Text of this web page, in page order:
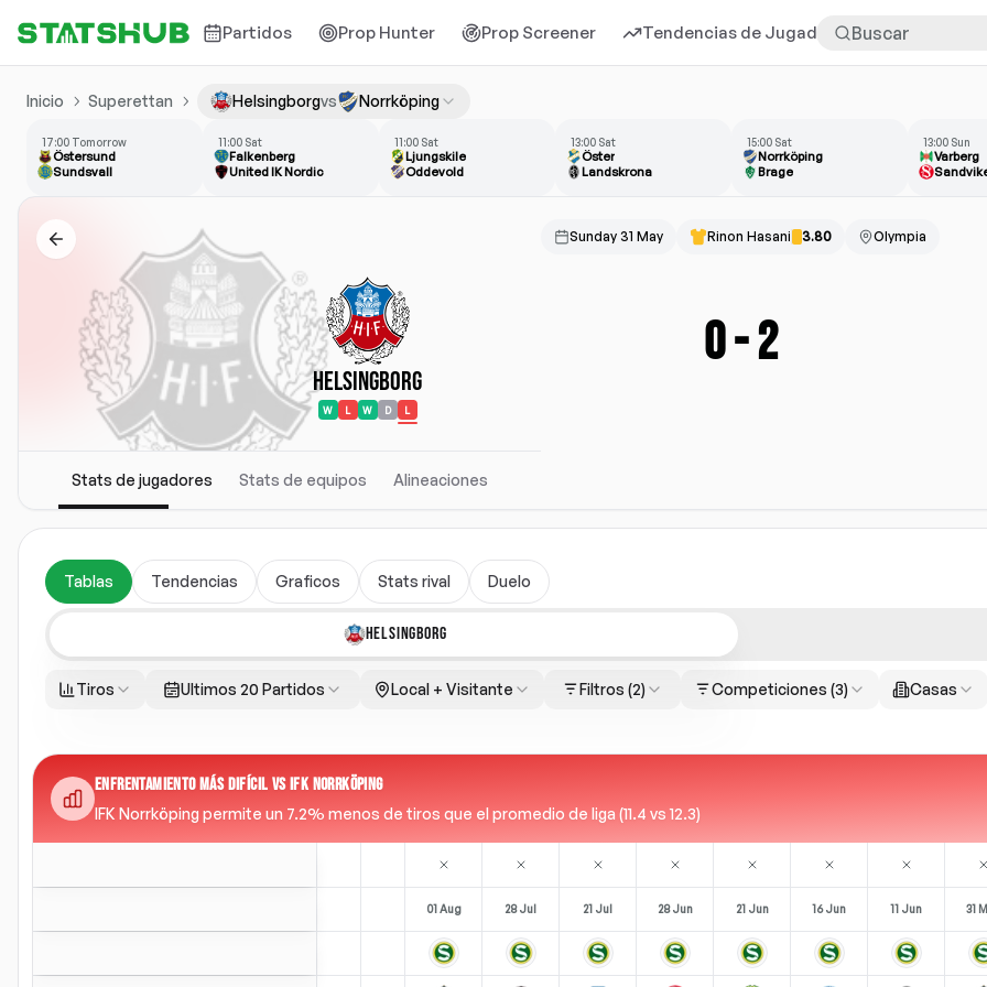
Partidos Prop Hunter Prop Screener Tendencias de Jugadores Más
Inicio Superettan Helsingborgvs Norrköping
17:00 Tomorrow
Östersund
Sundsvall
11:00 Sat
Falkenberg
United IK Nordic
11:00 Sat
Ljungskile
Oddevold
13:00 Sat
Öster
Landskrona
15:00 Sat
Norrköping
Brage
13:00 Sun
Varberg
Sunday 31 May Rinon Hasani 3.80 Olympia
Helsingborg
W L W D L
0-2
Stats de jugadores Stats de equipos Alineaciones
Tablas Tendencias Graficos Stats rival Duelo
HELSINGBORG
Tiros Ultimos 20 Partidos Local + Visitante Filtros (2) Competiciones (3) Casas
ENFRENTAMIENTO MÁS DIFÍCIL VS IFK NORRKÖPING
IFK Norrköping permite un 7.2% menos de tiros que el promedio de liga (11.4 vs 12.3)
01 Aug 28 Jul 21 Jul 28 Jun 21 Jun 16 Jun 11 Jun 31